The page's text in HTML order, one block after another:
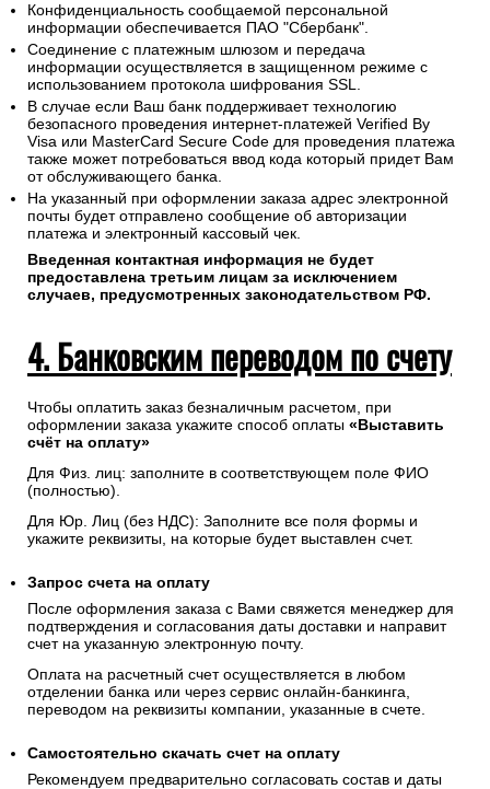
Конфиденциальность сообщаемой персональной
информации обеспечивается ПАО "Сбербанк".
Соединение с платежным шлюзом и передача
информации осуществляется в защищенном режиме с
использованием протокола шифрования SSL.
В случае если Ваш банк поддерживает технологию
безопасного проведения интернет-платежей Verified By
Visa или MasterCard Secure Code для проведения платежа
также может потребоваться ввод кода который придет Вам
от обслуживающего банка.
На указанный при оформлении заказа адрес электронной
почты будет отправлено сообщение об авторизации
платежа и электронный кассовый чек.
Введенная контактная информация не будет
предоставлена третьим лицам за исключением
случаев, предусмотренных законодательством РФ.
4. Банковским переводом по счету
Чтобы оплатить заказ безналичным расчетом, при
оформлении заказа укажите способ оплаты «Выставить
счёт на оплату»
Для Физ. лиц: заполните в соответствующем поле ФИО
(полностью).
Для Юр. Лиц (без НДС): Заполните все поля формы и
укажите реквизиты, на которые будет выставлен счет.
Запрос счета на оплату
После оформления заказа с Вами свяжется менеджер для
подтверждения и согласования даты доставки и направит
счет на указанную электронную почту.
Оплата на расчетный счет осуществляется в любом
отделении банка или через сервис онлайн-банкинга,
переводом на реквизиты компании, указанные в счете.
Самостоятельно скачать счет на оплату
Рекомендуем предварительно согласовать состав и даты